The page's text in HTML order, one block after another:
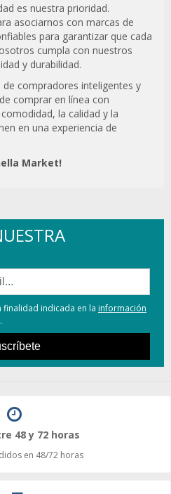
es nuestra prioridad.
asociarnos con marcas de
para garantizar que cada
cumpla con nuestros
y durabilidad.
compradores inteligentes y
comprar en línea con
la calidad y la
en una experiencia de
Market!
indicada en la información
.
48 y 72 horas
en 48/72 horas